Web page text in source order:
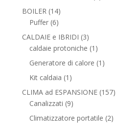
BOILER 1414
prodotti
Puffer 66
prodotti
CALDAIE e IBRIDI 33
prodotti
caldaie protoniche 1 1
Generatore di calore 1 1
Kit caldaia 1 1
prodotto
CLIMA ad ESPANSIONE 157
Canalizzati 99
prodotti
Climatizzatore portatile 22